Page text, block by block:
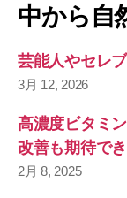
中から自
芸能人やセレ
3月 12, 2026
高濃度ビタミ
改善も期待で
2月 8, 2025